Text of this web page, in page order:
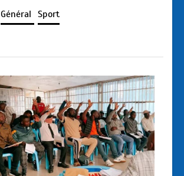
Général Sport